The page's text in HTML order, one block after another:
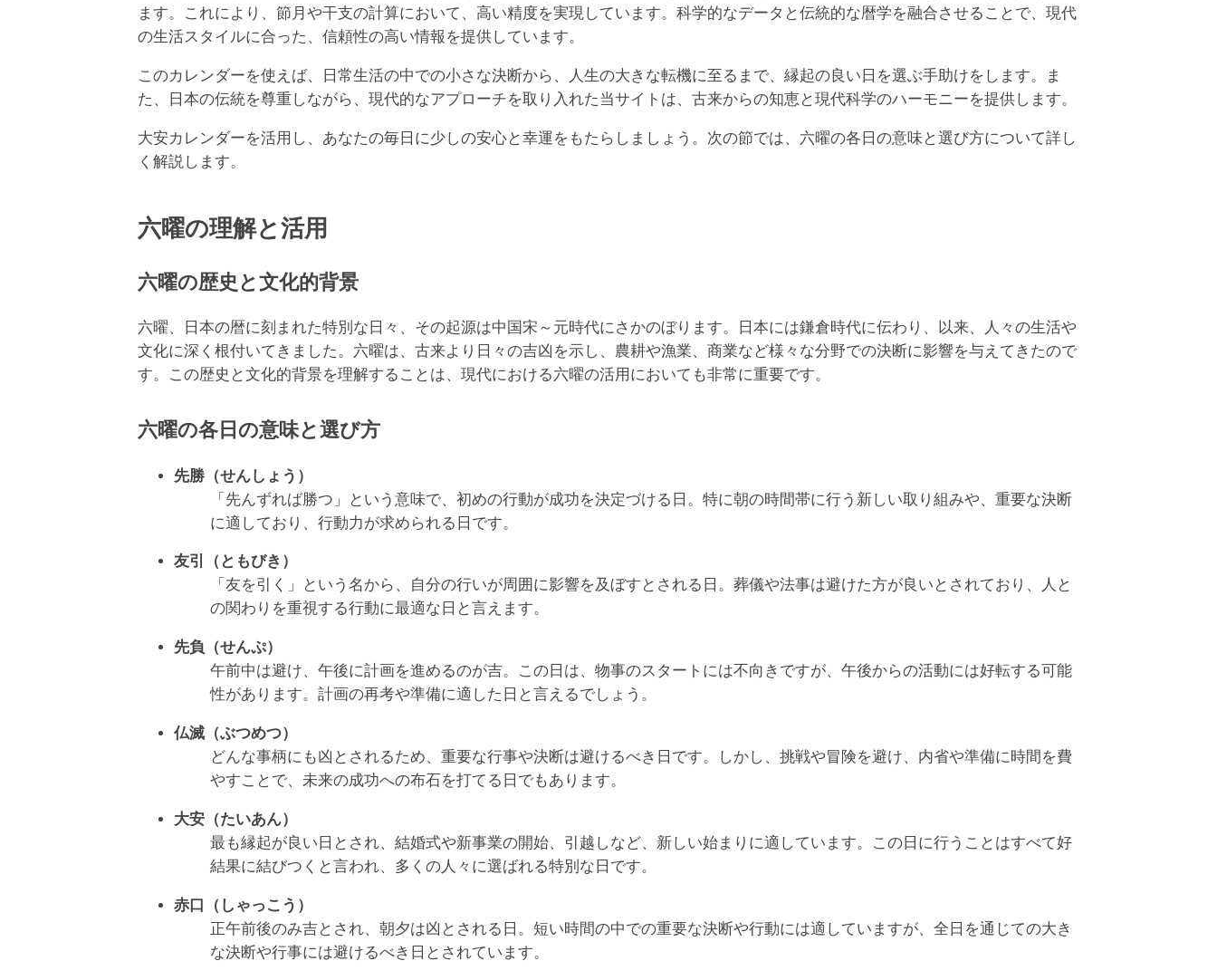
ます。これにより、節月や干支の計算において、高い精度を実現しています。科学的なデータと伝統的な暦学を融合させることで、現代
の生活スタイルに合った、信頼性の高い情報を提供しています。
このカレンダーを使えば、日常生活の中での小さな決断から、人生の大きな転機に至るまで、縁起の良い日を選ぶ手助けをします。ま
た、日本の伝統を尊重しながら、現代的なアプローチを取り入れた当サイトは、古来からの知恵と現代科学のハーモニーを提供します。
大安カレンダーを活用し、あなたの毎日に少しの安心と幸運をもたらしましょう。次の節では、六曜の各日の意味と選び方について詳し
く解説します。
六曜の理解と活用
六曜の歴史と文化的背景
六曜、日本の暦に刻まれた特別な日々、その起源は中国宋～元時代にさかのぼります。日本には鎌倉時代に伝わり、以来、人々の生活や
文化に深く根付いてきました。六曜は、古来より日々の吉凶を示し、農耕や漁業、商業など様々な分野での決断に影響を与えてきたので
す。この歴史と文化的背景を理解することは、現代における六曜の活用においても非常に重要です。
六曜の各日の意味と選び方
先勝（せんしょう）
「先んずれば勝つ」という意味で、初めの行動が成功を決定づける日。特に朝の時間帯に行う新しい取り組みや、重要な決断
に適しており、行動力が求められる日です。
友引（ともびき）
「友を引く」という名から、自分の行いが周囲に影響を及ぼすとされる日。葬儀や法事は避けた方が良いとされており、人と
の関わりを重視する行動に最適な日と言えます。
先負（せんぷ）
午前中は避け、午後に計画を進めるのが吉。この日は、物事のスタートには不向きですが、午後からの活動には好転する可能
性があります。計画の再考や準備に適した日と言えるでしょう。
仏滅（ぶつめつ）
どんな事柄にも凶とされるため、重要な行事や決断は避けるべき日です。しかし、挑戦や冒険を避け、内省や準備に時間を費
やすことで、未来の成功への布石を打てる日でもあります。
大安（たいあん）
最も縁起が良い日とされ、結婚式や新事業の開始、引越しなど、新しい始まりに適しています。この日に行うことはすべて好
結果に結びつくと言われ、多くの人々に選ばれる特別な日です。
赤口（しゃっこう）
正午前後のみ吉とされ、朝夕は凶とされる日。短い時間の中での重要な決断や行動には適していますが、全日を通じての大き
な決断や行事には避けるべき日とされています。